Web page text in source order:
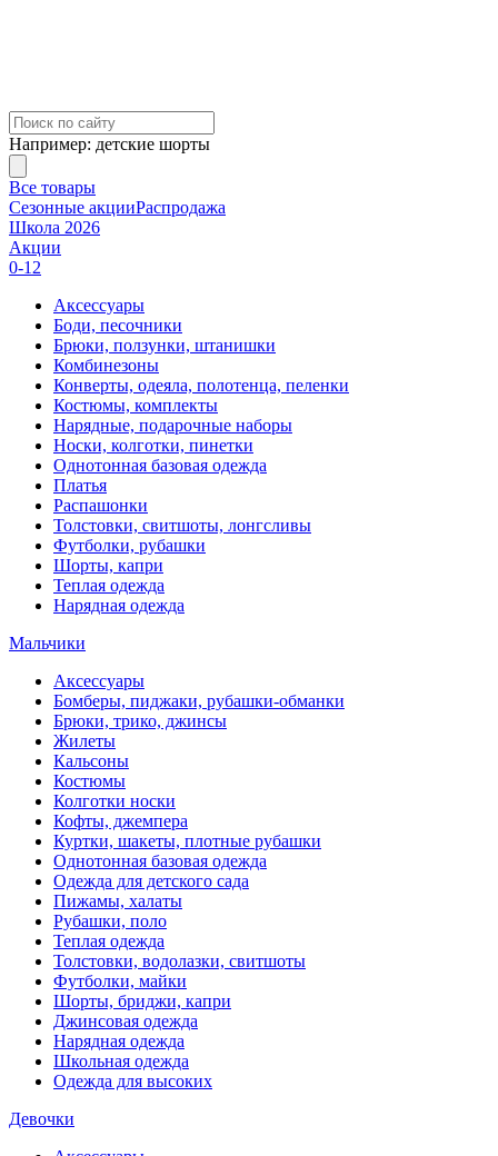
Например: детские шорты
Все товары
Сезонные акцииРаспродажа
Школа 2026
Акции
0-12
Аксессуары
Боди, песочники
Брюки, ползунки, штанишки
Комбинезоны
Конверты, одеяла, полотенца, пеленки
Костюмы, комплекты
Нарядные, подарочные наборы
Носки, колготки, пинетки
Однотонная базовая одежда
Платья
Распашонки
Толстовки, свитшоты, лонгсливы
Футболки, рубашки
Шорты, капри
Теплая одежда
Нарядная одежда
Мальчики
Аксессуары
Бомберы, пиджаки, рубашки-обманки
Брюки, трико, джинсы
Жилеты
Кальсоны
Костюмы
Колготки носки
Кофты, джемпера
Куртки, шакеты, плотные рубашки
Однотонная базовая одежда
Одежда для детского сада
Пижамы, халаты
Рубашки, поло
Теплая одежда
Толстовки, водолазки, свитшоты
Футболки, майки
Шорты, бриджи, капри
Джинсовая одежда
Нарядная одежда
Школьная одежда
Одежда для высоких
Девочки